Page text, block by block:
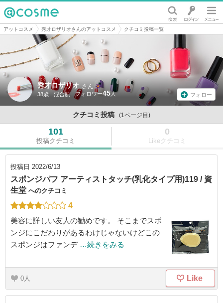
@cosme
アットコスメ 秀才ロザリオさんのアットコスメ クチコミ投稿一覧
秀才ロザリオ さん
38歳 混合肌 45 フォロー
クチコミ投稿 (1ページ目)
101
投稿クチコミ
0
Likeクチコミ
投稿日 2022/6/13
スポンジパフ アーティストタッチ(乳化タイプ用)119 / 資
生堂 へのクチコミ
4
美容に詳しい友人の勧めです。 そこまでスポ
ンジにこだわりがあるわけじゃないけどこの
スポンジはファンデ …続きをみる
0 Like